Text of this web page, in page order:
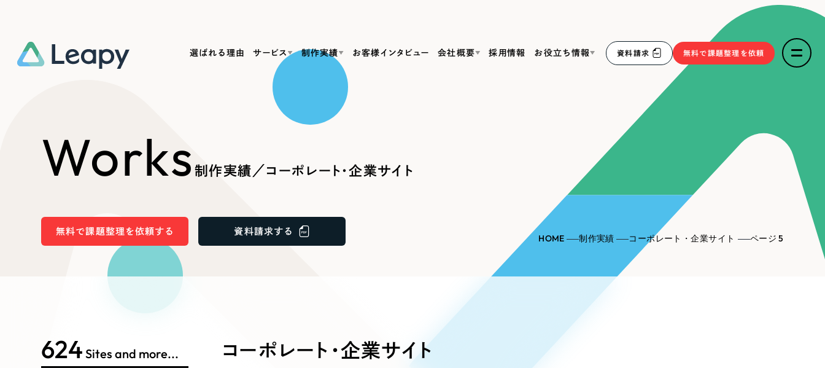
選ばれる理由 サービス
サービス紹介
一過性の広告に頼らず、
ECサイト制作
? よくある質問
リープ・リクルーティング
求人票作成・面接など各種業務代行、採用の仕組み作り支
リープ・キャリア 人材紹介サービス
完全成功報酬型のスカウト型ハイクラス人材紹介（岐阜・愛
Pace クラウド型工数管理ツール
制作実績
全国1,400社以上の支援実績の中か
ブックマークしたサイト
求人・採用サイト
キャンペーン・プロモーションサイト
お客様インタビュー 会社概要
可能性をひらくデザインで
SDGsへの取り組み
新着情報
採用情報 お役立ち情報
リーピーによるお役立ち情報をご紹介し
お役立ち資料
Webデザイン・Webマーケティングに関する情報を発信
代表川口が経営・Web戦略・地方創生に関する情報を発信
メールマガジンアーカイブ
資料請求 無料で課題整理を依頼
お客様インタビュー
制作実績／コーポレート・企業サイト
Works
無料で課題整理を依頼する 資料請求する
HOME 制作実績 コーポレート・企業サイト ページ 5
制作内容
624 Sites and more... コーポレート・企業サイト